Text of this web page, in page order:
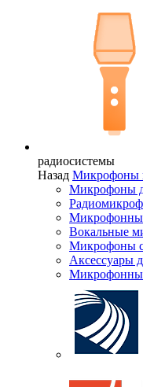
радиосистемы
Назад Микрофоны
Микрофоны
Вокальные
Микрофоны
Аксессуары